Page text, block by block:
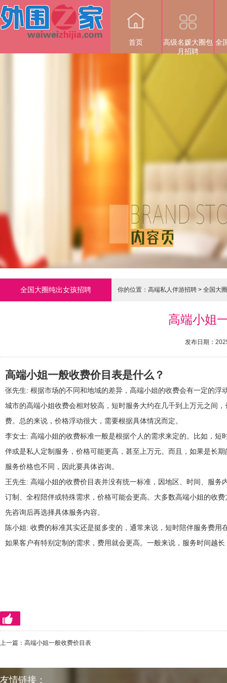
首页
高级名媛大圈包
月招聘
全
全国大圈纯出女孩招聘 你的位置： 高端私人伴游招聘 > 全国大
高端小姐
发布日期：
高端小姐一般收费价目表是什么？
张先生: 根据市场的不同和地域的差异，高端小姐的收费会有一定的
城市的高端小姐收费会相对较高，短时服务大约在几千到上万元之间
费。总的来说，价格浮动很大，需要根据具体情况而定。
李女士: 高端小姐的收费标准一般是根据个人的需求来定的。比如，
伴或是私人定制服务，价格可能更高，甚至上万元。而且，如果是长
服务价格也不同，因此要具体咨询。
王先生: 高端小姐的收费价目表并没有统一标准，因地区、时间、服
订制、全程陪伴或特殊需求，价格可能会更高。大多数高端小姐的收
先咨询后再选择具体服务内容。
陈小姐: 收费的标准其实还是挺多变的，通常来说，短时陪伴服务费
如果客户有特别定制的需求，费用就会更高。一般来说，服务时间越
上一篇： 高端小姐一般收费价目表
友情链接：